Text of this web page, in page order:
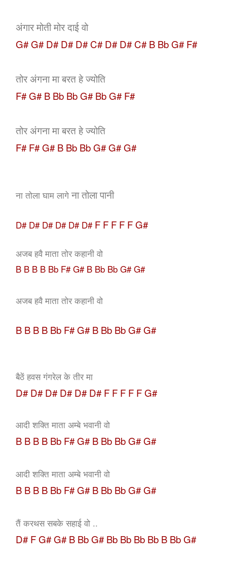
अंगार मोती मोर दाई वो
G# G# D# D# D# C# D# D# C# B Bb G# F#
तोर अंगना मा बरत हे ज्योति
F# G# B Bb Bb G# Bb G# F#
तोर अंगना मा बरत हे ज्योति
F# F# G# B Bb Bb G# G# G#
ना तोला घाम लागेना तोला पानी
D# D# D# D# D# D# F F F F F G#
अजब हवै माता तोर कहानी वो
B B B B Bb F# G# B Bb Bb G# G#
अजब हवै माता तोर कहानी वो
B B B B Bb F# G# B Bb Bb G# G#
बैठें हवस गंगरेल के तीर मा
D# D# D# D# D# D#F F F F F G#
आदी शक्ति माता अम्बे भवानी वो
B B B B Bb F# G# B Bb Bb G# G#
आदी शक्ति माता अम्बे भवानी वो
B B B B Bb F# G# B Bb Bb G# G#
तैं करथस सबके सहाई वो ..
D# F G# G# B Bb G# Bb Bb Bb Bb B Bb G#